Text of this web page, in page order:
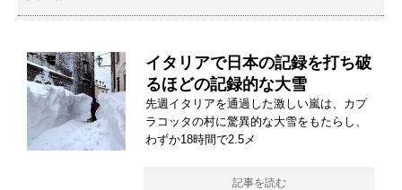
イタリアで日本の記録を打ち破
るほどの記録的な大雪
先週イタリアを通過した激しい嵐は、カプ
ラコッタの村に驚異的な大雪をもたらし、
わずか18時間で2.5メ
記事を読む